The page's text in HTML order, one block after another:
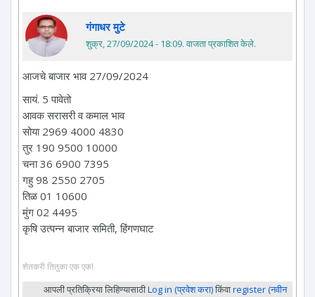
गंगाधर मुटे
शुक्र, 27/09/2024 - 18:09. वाजता प्रकाशित केले.
आजचे बाजार भाव 27/09/2024
सायं. 5 पावेतो
आवक सरासरी व कमाल भाव
सोया 2969 4000 4830
तुर 190 9500 10000
चना 36 6900 7395
गहु 98 2550 2705
तिळ 01 10600
मुंग 02 4495
कृषि उत्पन्न बाजार समिती, हिंगणघाट
शेतकरी तितुका एक एक!
आपली प्रतिक्रिया लिहिण्यासाठीLog in (प्रवेश करा)किंवाregister (नवीन